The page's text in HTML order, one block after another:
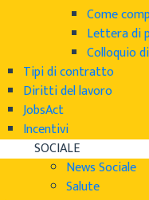
Come
Lettera di
Colloquio
Tipi di contratto
Diritti del lavoro
JobsAct
Incentivi
SOCIALE
News Sociale
Salute